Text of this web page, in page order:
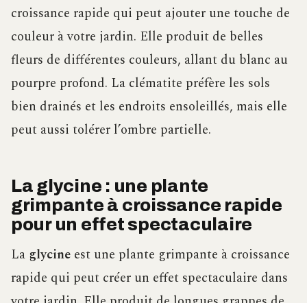
croissance rapide qui peut ajouter une touche de
couleur à votre jardin. Elle produit de belles
fleurs de différentes couleurs, allant du blanc au
pourpre profond. La clématite préfère les sols
bien drainés et les endroits ensoleillés, mais elle
peut aussi tolérer l’ombre partielle.
La glycine : une plante
grimpante à croissance rapide
pour un effet spectaculaire
La glycine est une plante grimpante à croissance
rapide qui peut créer un effet spectaculaire dans